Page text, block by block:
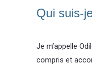
Qui suis-
Je m’appelle
compris et